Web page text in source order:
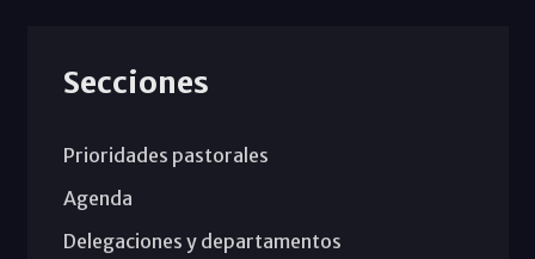
Secciones
Prioridades pastorales
Agenda
Delegaciones y departamentos